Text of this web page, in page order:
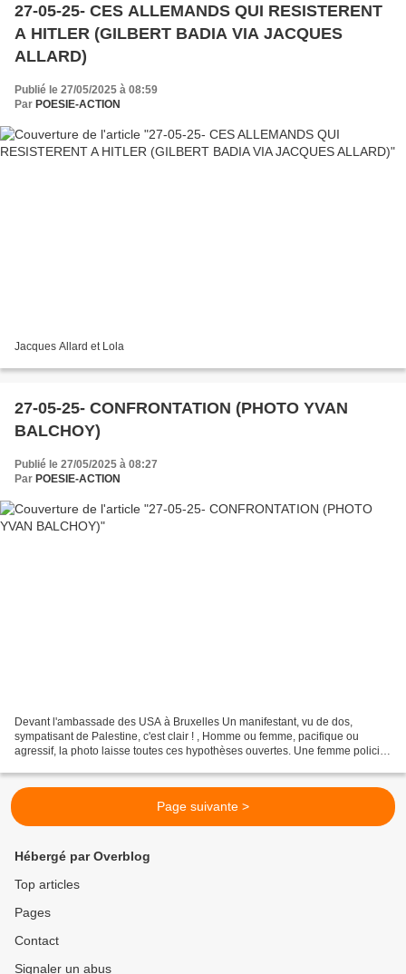
27-05-25- CES ALLEMANDS QUI RESISTERENT
A HITLER (GILBERT BADIA VIA JACQUES
ALLARD)
Publié le 27/05/2025 à 08:59
Par POESIE-ACTION
Jacques Allard et Lola
27-05-25- CONFRONTATION (PHOTO YVAN
BALCHOY)
Publié le 27/05/2025 à 08:27
Par POESIE-ACTION
Devant l'ambassade des USA à Bruxelles Un manifestant, vu de dos,
sympatisant de Palestine, c'est clair ! , Homme ou femme, pacifique ou
agressif, la photo laisse toutes ces hypothèses ouvertes. Une femme policier
Page suivante >
Hébergé par Overblog
Top articles
Pages
Contact
Signaler un abus